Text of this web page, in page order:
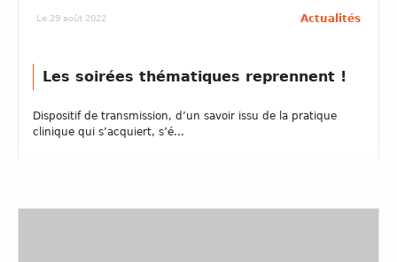
Le 29 août 2022 Actualités
Les soirées thématiques reprennent !
Dispositif de transmission, d’un savoir issu de la pratique
clinique qui s’acquiert, s’é...